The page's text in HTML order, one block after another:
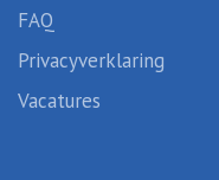
FAQ
Privacyverklaring
Vacatures